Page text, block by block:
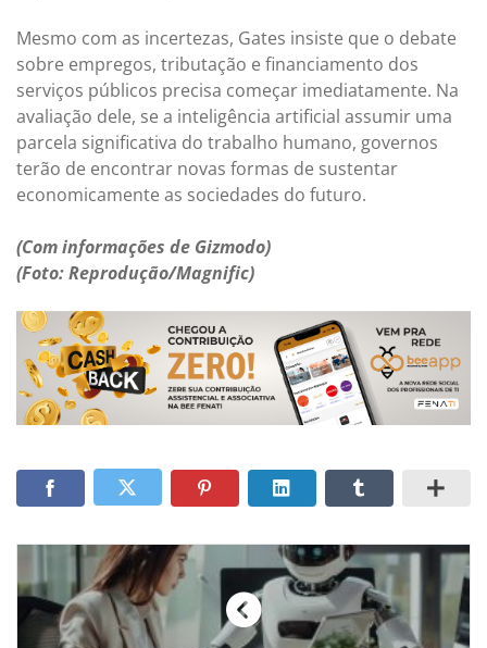
Mesmo com as incertezas, Gates insiste que o debate
sobre empregos, tributação e financiamento dos
serviços públicos precisa começar imediatamente. Na
avaliação dele, se a inteligência artificial assumir uma
parcela significativa do trabalho humano, governos
terão de encontrar novas formas de sustentar
economicamente as sociedades do futuro.
(Com informações de Gizmodo)
(Foto: Reprodução/Magnific)